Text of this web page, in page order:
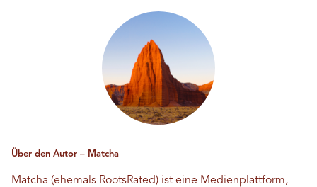
Über den Autor – Matcha
Matcha (ehemals RootsRated) ist eine Medienplattform,